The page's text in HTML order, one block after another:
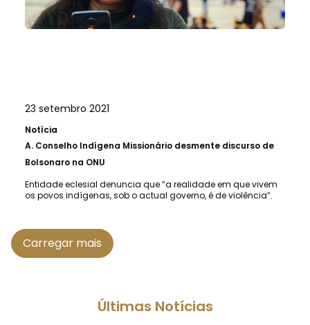
23 setembro 2021
Notícia
A. Conselho Indígena Missionário desmente discurso de
Bolsonaro na ONU
Entidade eclesial denuncia que “a realidade em que vivem
os povos indígenas, sob o actual governo, é de violência”.
Carregar mais
Últimas Notícias